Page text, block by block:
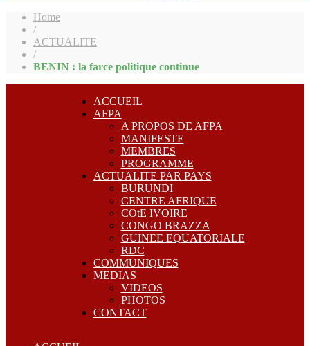
Home
/
ACTUALITE
/
BENIN : la farce politique continue
ACCUEIL
AFPA
A PROPOS DE AFPA
MANIFESTE
MEMBRES
PROGRAMME
ACTUALITE PAR PAYS
BURUNDI
CENTRE AFRIQUE
COtE IVOIRE
CONGO BRAZZA
GUINEE EQUATORIALE
RDC
COMMUNIQUES
MEDIAS
VIDEOS
PHOTOS
CONTACT